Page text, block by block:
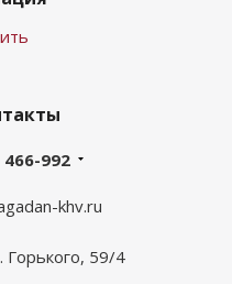
466-992
khv.ru
Горького, 59/4